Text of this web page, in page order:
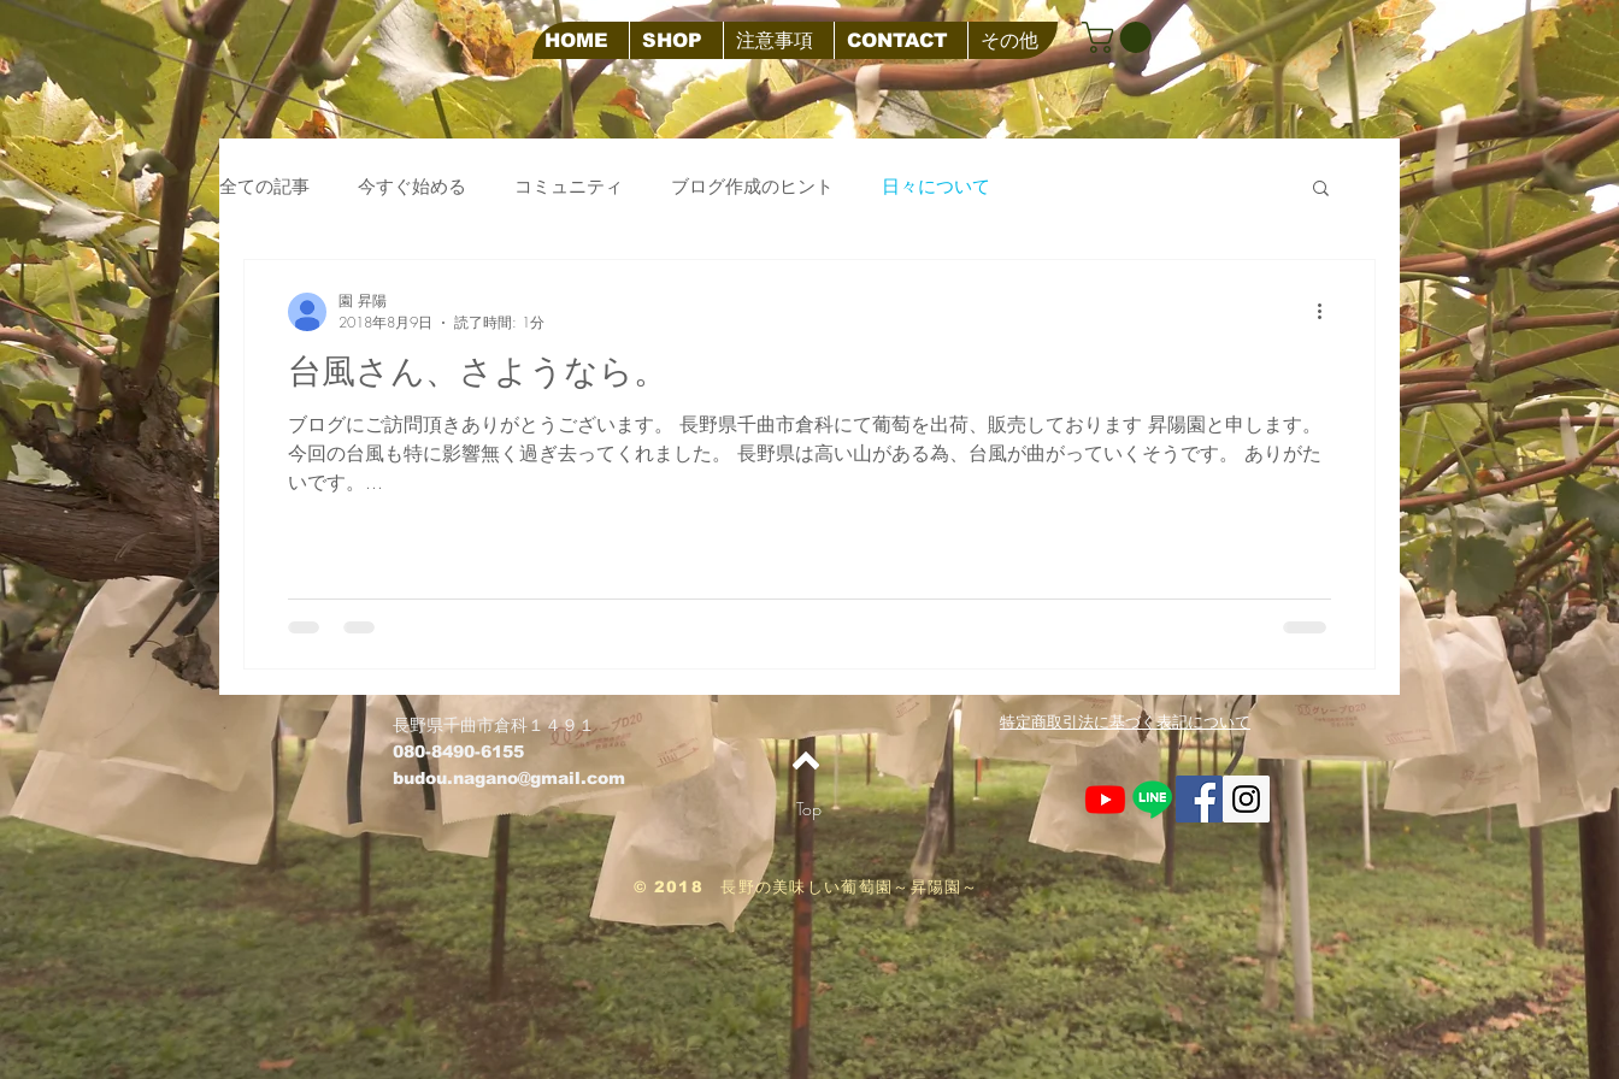
HOME SHOP 注意事項 CONTACT その他
全ての記事 今すぐ始める コミュニティ ブログ作成のヒント 日々について
台風さん、さようなら。
ブログにご訪問頂きありがとうございます。 長野県千曲市倉科にて葡萄を出荷、販売しております 昇陽園と申します。
今回の台風も特に影響無く過ぎ去ってくれました。 長野県は高い山がある為、台風が曲がっていくそうです。 ありがた
いです。...
園 昇陽
2018年8月9日
読了時間: 1分
長野県千曲市倉科１４９１
​080-8490-6155
budou.nagano@gmail.com
Top
​特定商取引法に基づく表記について
© 2018 長野の美味しい葡萄園～昇陽園～